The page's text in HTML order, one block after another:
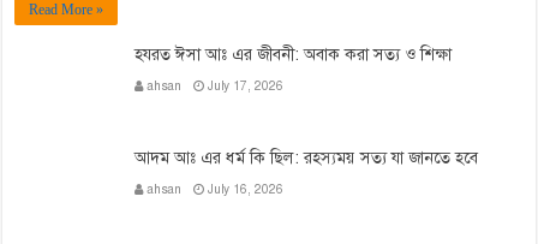
Read More »
হযরত ঈসা আঃ এর জীবনী: অবাক করা সত্য ও শিক্ষা
ahsan July 17, 2026
আদম আঃ এর ধর্ম কি ছিল: রহস্যময় সত্য যা জানতে হবে
ahsan July 16, 2026